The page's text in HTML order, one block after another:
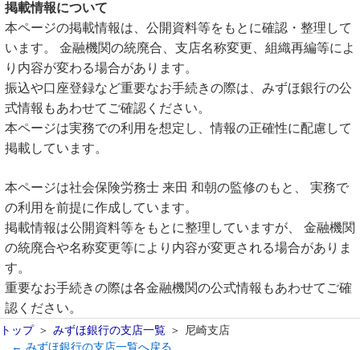
掲載情報について
本ページの掲載情報は、公開資料等をもとに確認・整理して
います。 金融機関の統廃合、支店名称変更、組織再編等によ
り内容が変わる場合があります。
振込や口座登録など重要なお手続きの際は、みずほ銀行の公
式情報もあわせてご確認ください。
本ページは実務での利用を想定し、情報の正確性に配慮して
掲載しています。
本ページは社会保険労務士 来田 和朝の監修のもと、 実務で
の利用を前提に作成しています。
掲載情報は公開資料等をもとに整理していますが、 金融機関
の統廃合や名称変更等により内容が変更される場合がありま
す。
重要なお手続きの際は各金融機関の公式情報もあわせてご確
認ください。
トップ みずほ銀行の支店一覧
尼崎支店
← みずほ銀行の支店一覧へ戻る